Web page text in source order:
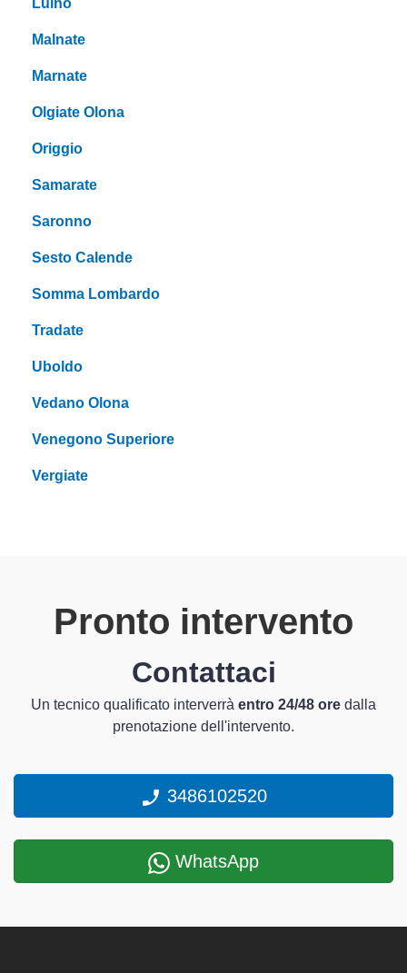
Luino
Malnate
Marnate
Olgiate Olona
Origgio
Samarate
Saronno
Sesto Calende
Somma Lombardo
Tradate
Uboldo
Vedano Olona
Venegono Superiore
Vergiate
Pronto intervento
Contattaci
Un tecnico qualificato interverrà entro 24/48 ore dalla
prenotazione dell'intervento.
3486102520
WhatsApp